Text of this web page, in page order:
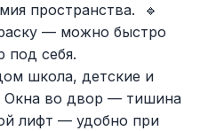
пространства. 🔹
— можно быстро
под себя.
школа, детские и
Окна во двор — тишина
лифт — удобно при